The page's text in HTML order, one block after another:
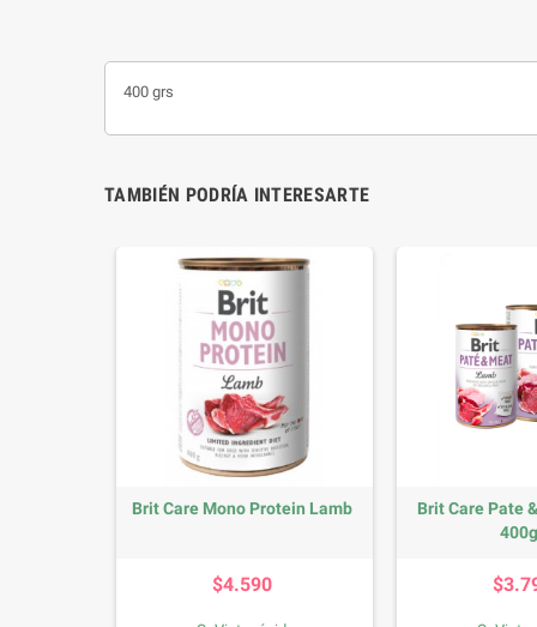
400 grs
TAMBIÉN PODRÍA INTERESARTE
Brit Care Mono Protein Lamb
$4.590
Brit Care Pate